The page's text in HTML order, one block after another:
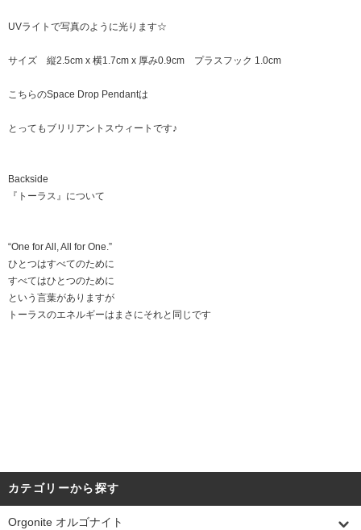
UVライトで写真のように光ります☆
サイズ 縦2.5cm x 横1.7cm x 厚み0.9cm プラスフック 1.0cm
こちらのSpace Drop Pendantは
とってもブリリアントスウィートです♪
Backside
『トーラス』について
“One for All, All for One.”
ひとつはすべてのために
すべてはひとつのために
という言葉がありますが
トーラスのエネルギーはまさにそれと同じです
カテゴリーから探す
Orgonite オルゴナイト